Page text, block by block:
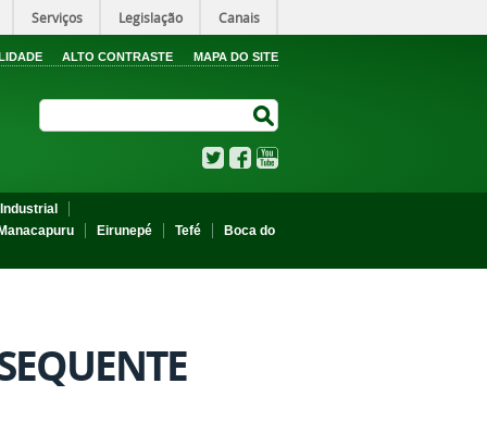
Serviços Legislação Canais
ALTO CONTRASTE MAPA DO SITE
TwitterFacebook
Manacapuru Eirunepé Tefé
Boca do